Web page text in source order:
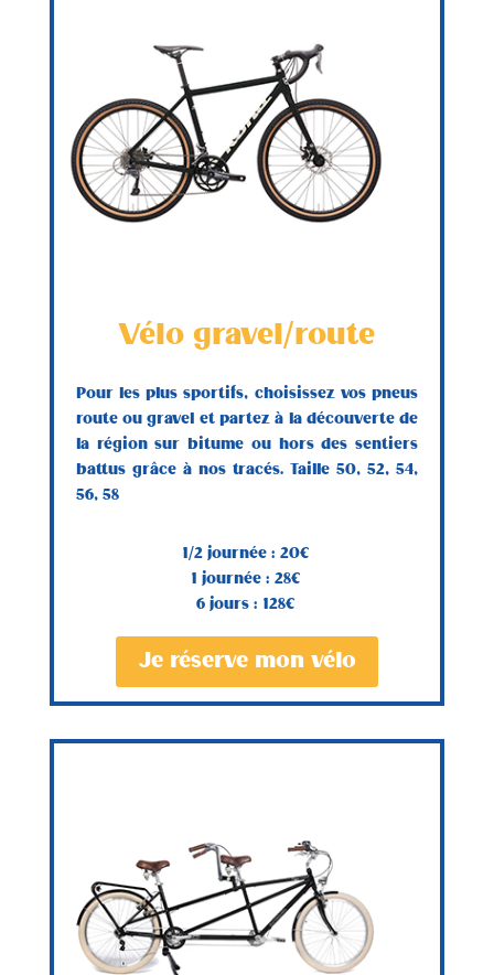
Vélo gravel/route
Pour les plus sportifs, choisissez vos pneus
route ou gravel et partez à la découverte de
la région sur bitume ou hors des sentiers
battus grâce à nos tracés. Taille 50, 52, 54,
56, 58
1/2 journée : 20€
1 journée : 28€
6 jours : 128€
Je réserve mon vélo